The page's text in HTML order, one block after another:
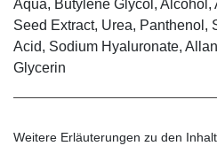
Aqua, Butylene Glycol,
Seed Extract, Urea, Panthenol,
Acid, Sodium Hyaluronate,
Glycerin
Weitere Erläuterungen zu den